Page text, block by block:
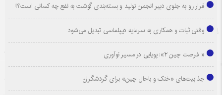
فرار رو به جلوی دبیر انجمن تولید و بسته‌بندی گوشت به نفع چه کسانی است؟!
وقتی ثبات و همکاری به سرمایه دیپلماسی تبدیل می‌شود
« فرصت چین ۲»: پویایی در مسیر نوآوری
جذابیت‌های «خنک و باحال چین» برای گردشگران